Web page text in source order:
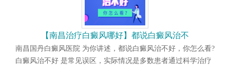
【南昌治疗白癜风哪好】都说白癜风治不
南昌国丹白癜风医院 为你讲述，都说白癜风治不好，你怎么看?
白癜风治不好 是常见误区，实际情况是多数患者通过科学治疗